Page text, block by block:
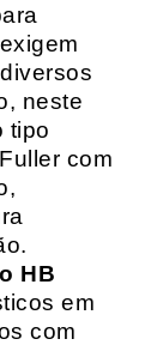
neste
tipo
com
HB
em
com